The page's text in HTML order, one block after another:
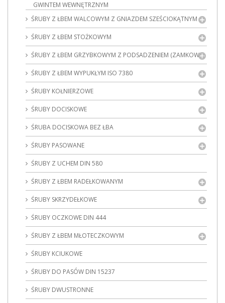
GWINTEM WEWNĘTRZNYM
ŚRUBY Z ŁBEM WALCOWYM Z GNIAZDEM SZEŚCIOKĄTNYM
ŚRUBY Z ŁBEM STOŻKOWYM
ŚRUBY Z ŁBEM GRZYBKOWYM Z PODSADZENIEM (ZAMKOWE)
ŚRUBY Z ŁBEM WYPUKŁYM ISO 7380
ŚRUBY KOŁNIERZOWE
ŚRUBY DOCISKOWE
ŚRUBA DOCISKOWA BEZ ŁBA
ŚRUBY PASOWANE
ŚRUBY Z UCHEM DIN 580
ŚRUBY Z ŁBEM RADEŁKOWANYM
ŚRUBY SKRZYDEŁKOWE
ŚRUBY OCZKOWE DIN 444
ŚRUBY Z ŁBEM MŁOTECZKOWYM
ŚRUBY KCIUKOWE
ŚRUBY DO PASÓW DIN 15237
ŚRUBY DWUSTRONNE